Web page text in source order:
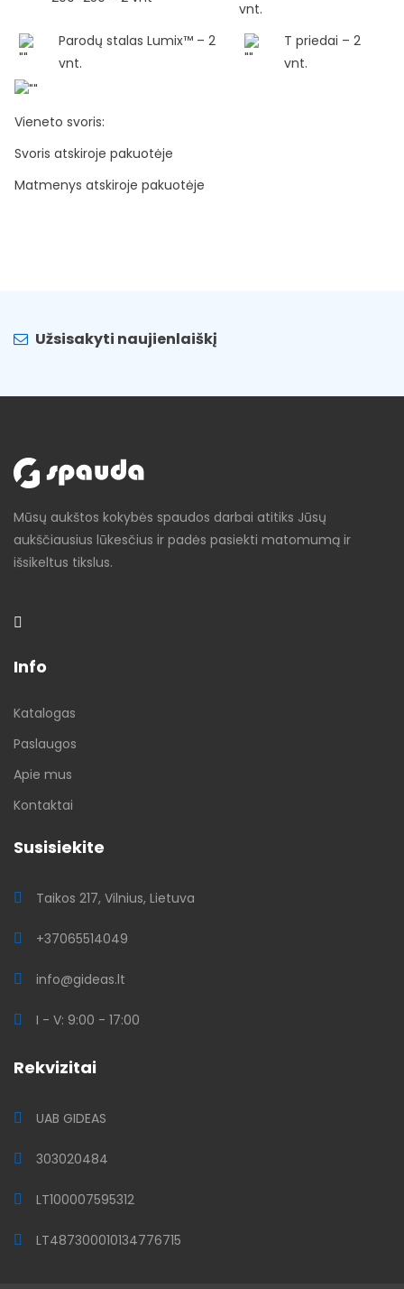
vnt.
Parodų stalas Lumix™ – 2
vnt.
T priedai – 2
vnt.
Vieneto svoris:
Svoris atskiroje pakuotėje
Matmenys atskiroje pakuotėje
Užsisakyti naujienlaiškį
Mūsų aukštos kokybės spaudos darbai atitiks Jūsų
aukščiausius lūkesčius ir padės pasiekti matomumą ir
išsikeltus tikslus.
Info
Katalogas
Paslaugos
Apie mus
Kontaktai
Susisiekite
Taikos 217, Vilnius, Lietuva
+37065514049
info@gideas.lt
I - V: 9:00 - 17:00
Rekvizitai
UAB GIDEAS
303020484
LT100007595312
LT487300010134776715